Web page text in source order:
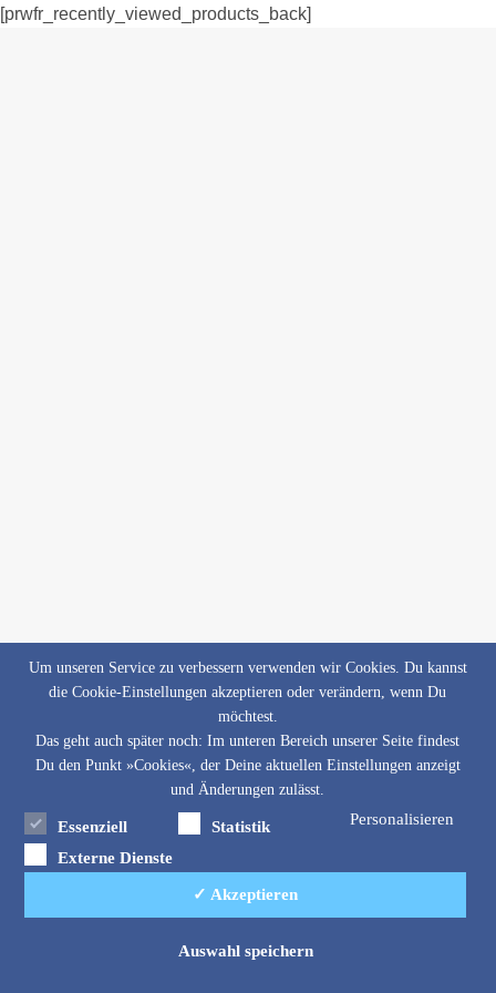
[prwfr_recently_viewed_products_back]
Um unseren Service zu verbessern verwenden wir Cookies. Du kannst
die Cookie-Einstellungen akzeptieren oder verändern, wenn Du
möchtest.
Das geht auch später noch: Im unteren Bereich unserer Seite findest
Du den Punkt »Cookies«, der Deine aktuellen Einstellungen anzeigt
und Änderungen zulässt.
Essenziell
Statistik
Externe Dienste
✓ Akzeptieren
Auswahl speichern
Personalisieren